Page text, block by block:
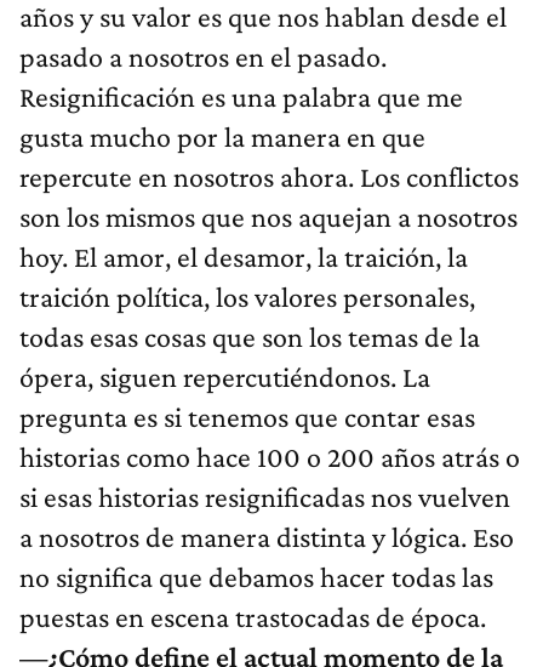
años y su valor es que nos hablan desde el
pasado a nosotros en el pasado.
Resignificación es una palabra que me
gusta mucho por la manera en que
repercute en nosotros ahora. Los conflictos
son los mismos que nos aquejan a nosotros
hoy. El amor, el desamor, la traición, la
traición política, los valores personales,
todas esas cosas que son los temas de la
ópera, siguen repercutiéndonos. La
pregunta es si tenemos que contar esas
historias como hace 100 o 200 años atrás o
si esas historias resignificadas nos vuelven
a nosotros de manera distinta y lógica. Eso
no significa que debamos hacer todas las
puestas en escena trastocadas de época.
—¿Cómo define el actual momento de la